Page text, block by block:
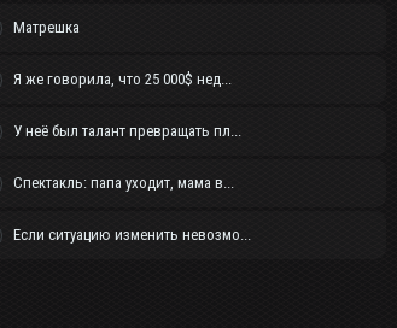
Матрешка
Я же говорила, что 25 000$ нед...
У неё был талант превращать пл...
Спектакль: папа уходит, мама в...
Если ситуацию изменить невозмо...